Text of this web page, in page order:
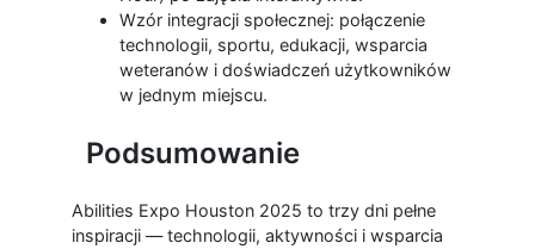
Wzór integracji społecznej: połączenie
technologii, sportu, edukacji, wsparcia
weteranów i doświadczeń użytkowników
w jednym miejscu.
Podsumowanie
Abilities Expo Houston 2025 to trzy dni pełne
inspiracji — technologii, aktywności i wsparcia